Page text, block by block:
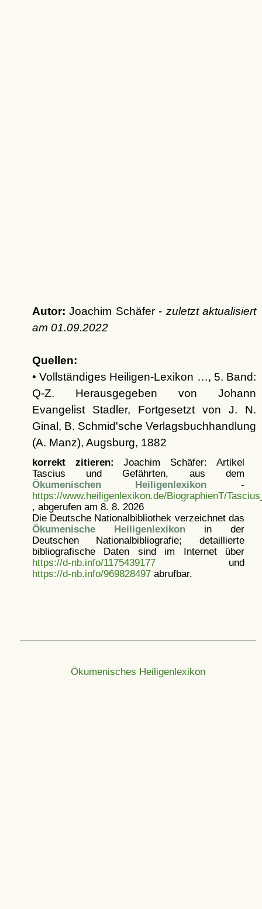
Autor: Joachim Schäfer - zuletzt aktualisiert
am 01.09.2022
Quellen:
• Vollständiges Heiligen-Lexikon …, 5. Band:
Q-Z. Herausgegeben von Johann
Evangelist Stadler, Fortgesetzt von J. N.
Ginal, B. Schmid'sche Verlagsbuchhandlung
(A. Manz), Augsburg, 1882
korrekt zitieren: Joachim Schäfer: Artikel
Tascius und Gefährten, aus dem
Ökumenischen Heiligenlexikon -
https://www.heiligenlexikon.de/BiographienT/
, abgerufen am 8. 8. 2026
Die Deutsche Nationalbibliothek verzeichnet das
Ökumenische Heiligenlexikonin der
Deutschen Nationalbibliografie; detaillierte
bibliografische Daten sind im Internet über
https://d-nb.info/1175439177und
https://d-nb.info/969828497abrufbar.
Ökumenisches Heiligenlexikon